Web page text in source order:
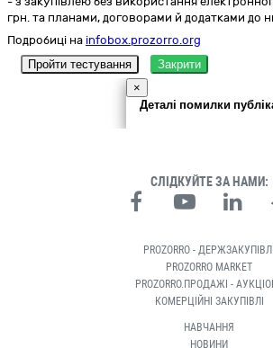
грн. та планами, договорами й додатками до
Подробиці на infobox.prozorro.org
Пройти тестування
Закрити
×
Деталі помилки
СЛІДКУЙТЕ ЗА НАМИ:
PROZORRO - ДЕРЖЗАКУПІВЛІ
PROZORRO MARKET
PROZORRO.ПРОДАЖІ -
КОМЕРЦІЙНІ ЗАКУПІВЛІ
НАВЧАННЯ
НОВИНИ